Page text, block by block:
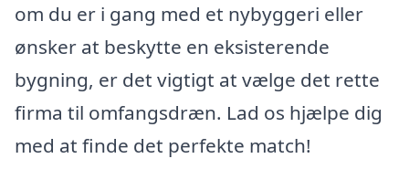
om du er i gang med et nybyggeri eller
ønsker at beskytte en eksisterende
bygning, er det vigtigt at vælge det rette
firma til omfangsdræn. Lad os hjælpe dig
med at finde det perfekte match!